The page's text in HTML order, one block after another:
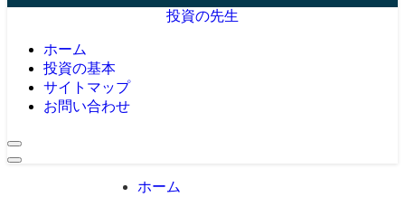
投資の先生
ホーム
投資の基本
サイトマップ
お問い合わせ
ホーム